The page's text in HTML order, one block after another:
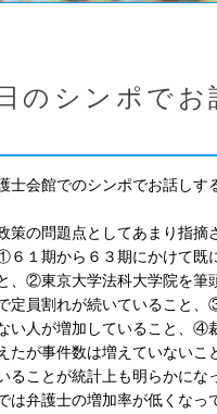
のシンポでお
士会館でのシンポでお話しす
策の問題点としてあまり指摘
６１期から６３期にかけて既
、②東京大学法科大学院を筆
定員割れが続いていること
い人が増加していること、④
たが事件数は増えていない
ることが統計上も明らかにな
は弁護士の増加率が低くな